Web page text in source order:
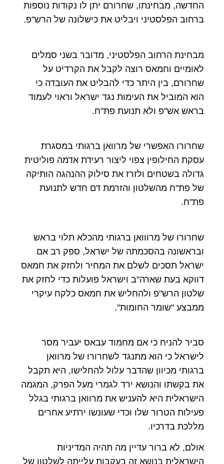
החדשה, מבחינתו, שחרורם יתן לו נקודות נוספות
ברחוב הפלסטיני ויבליט את כישלונה של הרש"פ.
מבחינת הרחוב הפלסטיני, מדובר בשני סמלים
לאומיים וחמאס רוצה לקבל את הקרדיט על
שחרורם, בין היתר כדי להבליט את העובדה כי
הוא המוביל את העימות נגד ישראל וראוי לעמוד
בראש אש"פ ולא תנועת פת"ח.
שחרורו האפשרי של מרוואן ברגותי במסגרת
עסקת החילופין צפוי ליצור רעידת אדמה פוליטית
גדולה בשטחים ולזרז את סילוק ההנהגה הותיקה
של פת"ח מהשלטון והזרמת דם חדש לתנועת
פת"ח.
שחרורו של מרווואן ברגותי מהכלא תלוי בראש
ובראשונה בהסכמתה של ישראל, ספק רב אם
ישראל תסכים לשלם את המחיר ולחזק את חמאס
דווקא בעת שארה"ב וישראל פועלות כדי לחזק את
שלטון הרש"פ ולהחליש את חמאס כלקח עיקרי
ממבצע "שומר החומות".
סביר להניח כי אם מחמוד עבאס יעביר מסר
לישראל כי הוא מתנגד לשחרורו של מרוואן
ברגותי מכיוון שהדבר עלול להחלישו, היא תקבל
את בקשתו והנושא ירד לגמרי מעל הפרק, המגמה
הישראלית היא להעניש את מרוואן ברגותי בגלל
פעילות הטרור שלו וכדי שעונשו ירתיע אחרים
מללכת בדרכיו.
אולם, לא ברור עדיין מה תהיה המדיניות
הישראלית בנושא זה בעקבות עלייתה לשלטון של